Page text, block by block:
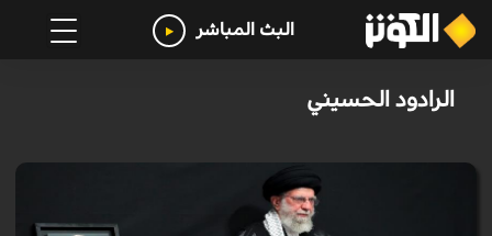
البث المباشر
الرادود الحسيني